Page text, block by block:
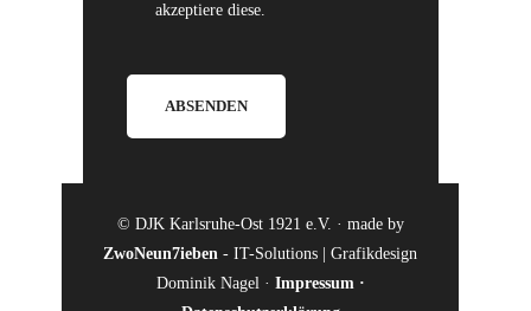
akzeptiere diese.
© DJK Karlsruhe-Ost 1921 e.V. · made by
ZwoNeun7ieben - IT-Solutions | Grafikdesign
Dominik Nagel · Impressum ·